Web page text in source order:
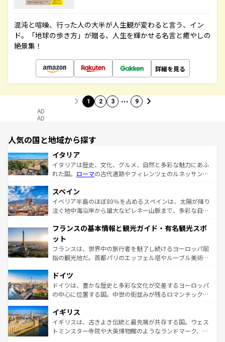
混沌と喧噪、行った人の大半が人生観が変わると言う、イン
ド。「地球の歩き方」が贈る、人生を輝かせる名言と癒やしの
絶景集！
詳細を見る
1 2 3 … 9
AD
AD
人気の国と地域から探す
イタリア
イタリアは歴史、文化、グルメ、自然と多彩な魅力にあふ
れた国。 ローマの古代遺跡やフィレンツェのルネッサンス
ろん、トスカーナの美しい田園風景やアマルフィ海岸の絶
景など、自然景観も見逃せない。観光の合間には、本場の
ピザやパスタなど、絶品のイタリア料理を堪能することも
ませてくれるイタリアで、忘れられない旅をしてみよう！
なお、新着のイタリア情報は
しい。
スペイン
イベリア半島のほぼ80％を占めるスペインは、太陽が降り
注ぐ地中海沿岸から雄大なピレネー山脈まで、多彩な自然
文化が根付くこの国では、情熱的なフラメンコ、熱気あふ
れる闘牛、そして美味しいタパスが生活の一部となってい
る。首都マドリードの洗練された雰囲気や、バルセロナの
アートに溢れた街角から、地方では古代ローマ遺跡や中世
せる。地方によって風土や気候が異なるスペインはその個
性で訪れる人を魅了する。 なお、新着のスペイン情報は コ
ンテンツ一覧を参照してほしい。
フランスの基本情報と観光ガイド・有名観光スポ
ット
フランスは、世界中の旅行者を魅了し続けるヨーロッパ屈
指の観光地だ。首都パリのエッフェル塔やルーブル美術館
で、幅広い魅力が詰まっている。華麗な宮殿、歴史的な大
聖堂、美しいビーチ、そして豊かな自然が、訪れる者を心
から魅了する。また、フランスは美食の国としても知ら
いる。シャンパンの発祥地であるランス、プロヴァンスの
香り高いラベンダー畑など、多彩な楽しみ方が可能だ。さ
らに、パリ以外の地域にも魅力が溢れており、どの街角に
ドイツ
ドイツは、豊かな歴史と多彩な文化が交差するヨーロッパ
の中心に位置する国。中世の街並みが残るロマンチック街
顔を持つこの国は、どこを歩いても飽きることがない。ベ
ルリンの文化的活気、バイエルン州のアルプスの絶景、そ
してライン川沿いのワイン畑といった風景は必見。ビール
イギリス
イギリスは、古きよき伝統と最先端が共存する国。ウェス
トミンスター寺院や大英博物館のようなランドマーク、歴